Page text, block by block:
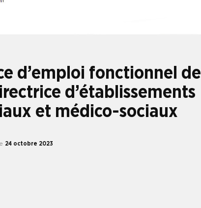
d’emploi fonctionnel de
d’établissements
et médico-sociaux
24 octobre 2023